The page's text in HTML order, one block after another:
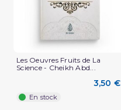
Les Oeuvres Fruits de La
Science - Cheikh Abd...
3,50 €
En stock